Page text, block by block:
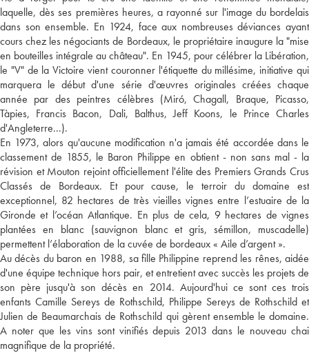
laquelle, dès ses premières heures, a rayonné sur l'image du bordelais
dans son ensemble. En 1924, face aux nombreuses déviances ayant
cours chez les négociants de Bordeaux, le propriétaire inaugure la "mise
en bouteilles intégrale au château". En 1945, pour célébrer la Libération,
le "V" de la Victoire vient couronner l'étiquette du millésime, initiative qui
marquera le début d'une série d'œuvres originales créées chaque
année par des peintres célèbres (Miró, Chagall, Braque, Picasso,
Tàpies, Francis Bacon, Dali, Balthus, Jeff Koons, le Prince Charles
d'Angleterre...).
En 1973, alors qu'aucune modification n'a jamais été accordée dans le
classement de 1855, le Baron Philippe en obtient - non sans mal - la
révision et Mouton rejoint officiellement l'élite des Premiers Grands Crus
Classés de Bordeaux. Et pour cause, le terroir du domaine est
exceptionnel, 82 hectares de très vieilles vignes entre l’estuaire de la
Gironde et l’océan Atlantique. En plus de cela, 9 hectares de vignes
plantées en blanc (sauvignon blanc et gris, sémillon, muscadelle)
permettent l’élaboration de la cuvée de bordeaux « Aile d’argent ».
Au décès du baron en 1988, sa fille Philippine reprend les rênes, aidée
d'une équipe technique hors pair, et entretient avec succès les projets de
son père jusqu'à son décès en 2014. Aujourd'hui ce sont ces trois
enfants Camille Sereys de Rothschild, Philippe Sereys de Rothschild et
Julien de Beaumarchais de Rothschild qui gèrent ensemble le domaine.
A noter que les vins sont vinifiés depuis 2013 dans le nouveau chai
magnifique de la propriété.